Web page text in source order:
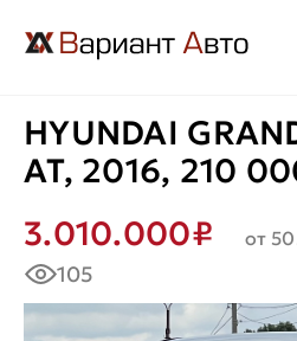
HYUNDAI
AT, 2016, 210
3.010.000₽
от
105